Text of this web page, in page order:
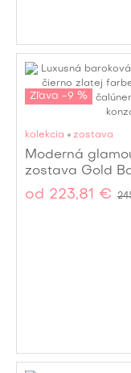
Zľava -9 %
kolekcia zostava
Moderná
zostava Gold
v zlatej farbe
od 223,81 €